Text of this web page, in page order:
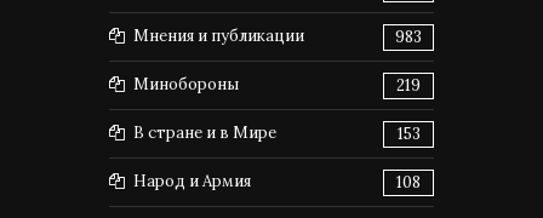
Мнения и публикации 983
Минобороны 219
В стране и в Мире 153
Народ и Армия 108